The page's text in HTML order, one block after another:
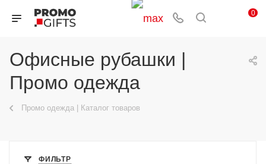
0
Офисные рубашки |
Промо одежда
Промо одежда | Каталог товаров
ФИЛЬТР